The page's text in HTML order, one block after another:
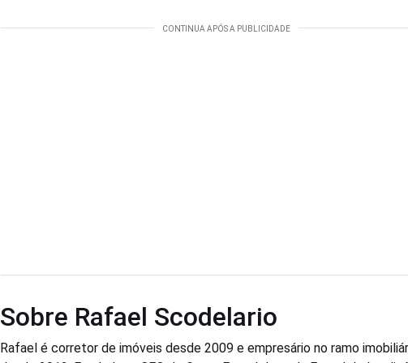
Sobre Rafael Scodelario
Rafael é corretor de imóveis desde 2009 e empresário no ramo